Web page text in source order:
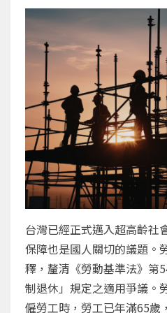
台灣已經正式邁入超高齡社
保障也是國人關切的議題。
釋，釐清《勞動基準法》第
制退休」規定之適用爭議。
僱勞工時，勞工已年滿65歲